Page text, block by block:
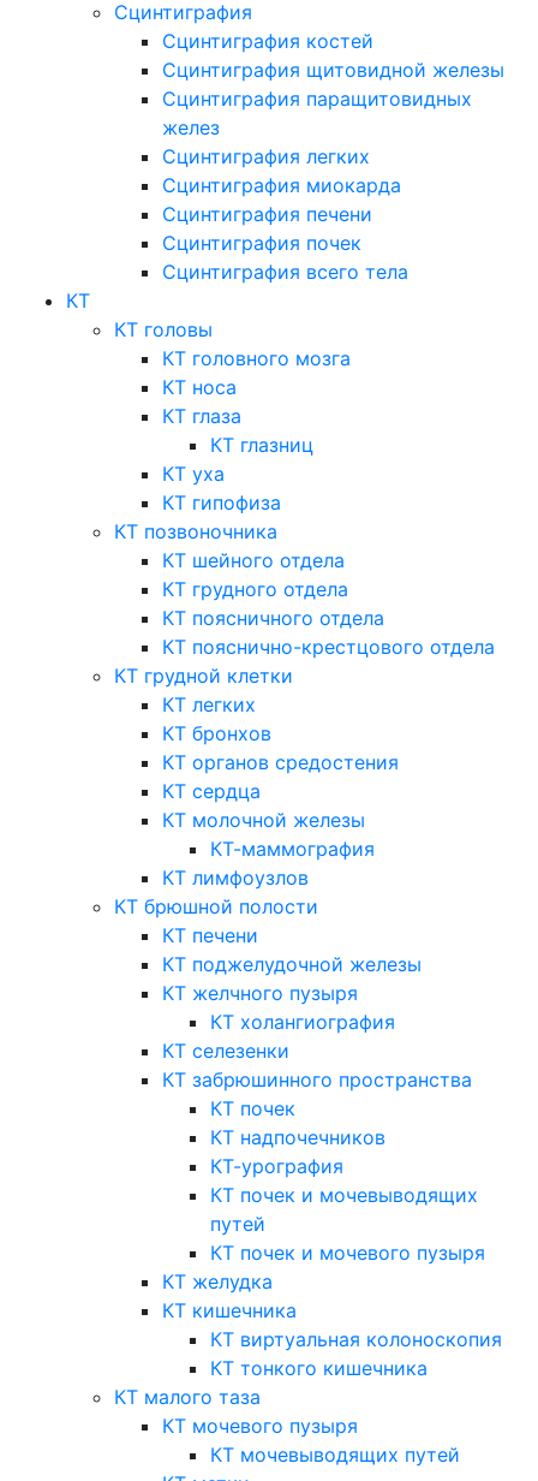
Сцинтиграфия
Сцинтиграфия костей
Сцинтиграфия щитовидной железы
Сцинтиграфия паращитовидных
желез
Сцинтиграфия легких
Сцинтиграфия миокарда
Сцинтиграфия печени
Сцинтиграфия почек
Сцинтиграфия всего тела
КТ
КТ головы
КТ головного мозга
КТ носа
КТ глаза
КТ глазниц
КТ уха
КТ гипофиза
КТ позвоночника
КТ шейного отдела
КТ грудного отдела
КТ поясничного отдела
КТ пояснично-крестцового отдела
КТ грудной клетки
КТ легких
КТ бронхов
КТ органов средостения
КТ сердца
КТ молочной железы
КТ-маммография
КТ лимфоузлов
КТ брюшной полости
КТ печени
КТ поджелудочной железы
КТ желчного пузыря
КТ холангиография
КТ селезенки
КТ забрюшинного пространства
КТ почек
КТ надпочечников
КТ-урография
КТ почек и мочевыводящих
путей
КТ почек и мочевого пузыря
КТ желудка
КТ кишечника
КТ виртуальная колоноскопия
КТ тонкого кишечника
КТ малого таза
КТ мочевого пузыря
КТ мочевыводящих путей